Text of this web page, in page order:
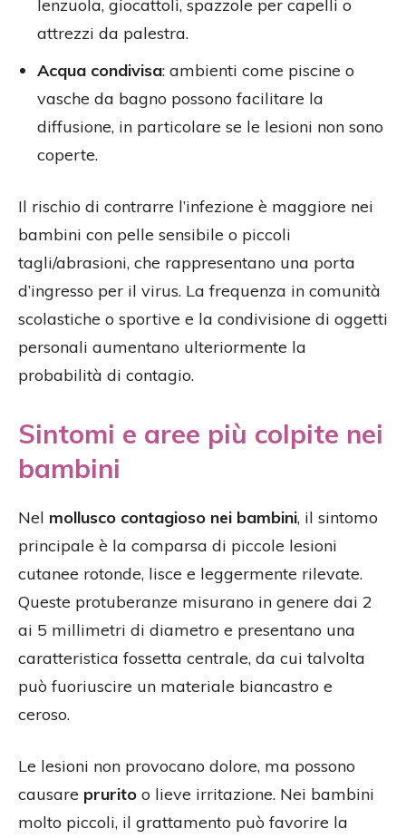
lenzuola, giocattoli, spazzole per capelli o
attrezzi da palestra.
Acqua condivisa: ambienti come piscine o
vasche da bagno possono facilitare la
diffusione, in particolare se le lesioni non sono
coperte.
Il rischio di contrarre l’infezione è maggiore nei
bambini con pelle sensibile o piccoli
tagli/abrasioni, che rappresentano una porta
d’ingresso per il virus. La frequenza in comunità
scolastiche o sportive e la condivisione di oggetti
personali aumentano ulteriormente la
probabilità di contagio.
Sintomi e aree più colpite nei
bambini
Nel mollusco contagioso nei bambini, il sintomo
principale è la comparsa di piccole lesioni
cutanee rotonde, lisce e leggermente rilevate.
Queste protuberanze misurano in genere dai 2
ai 5 millimetri di diametro e presentano una
caratteristica fossetta centrale, da cui talvolta
può fuoriuscire un materiale biancastro e
ceroso.
Le lesioni non provocano dolore, ma possono
causare prurito o lieve irritazione. Nei bambini
molto piccoli, il grattamento può favorire la